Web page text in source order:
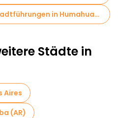
Kulturelle kostenlose Stadtführungen in Humahuaca
Städte in
Aires
(AR)